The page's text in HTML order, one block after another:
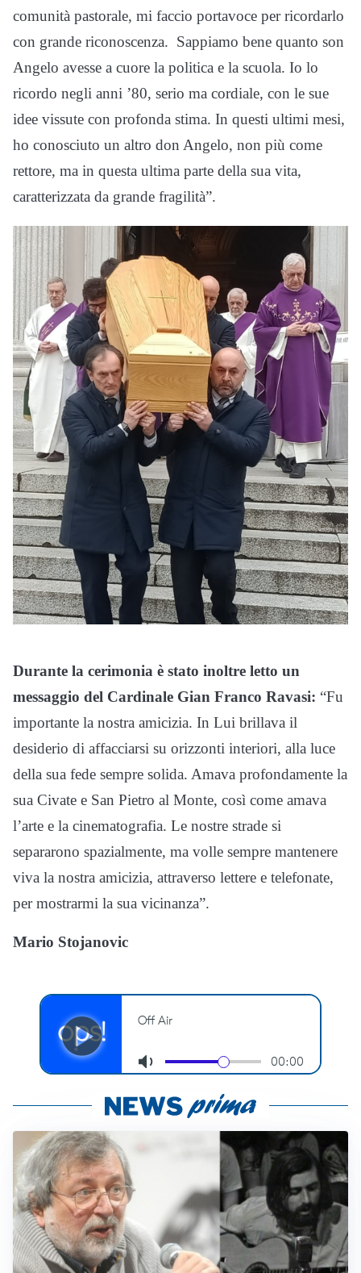
comunità pastorale, mi faccio portavoce per ricordarlo
con grande riconoscenza. Sappiamo bene quanto son
Angelo avesse a cuore la politica e la scuola. Io lo
ricordo negli anni ’80, serio ma cordiale, con le sue
idee vissute con profonda stima. In questi ultimi mesi,
ho conosciuto un altro don Angelo, non più come
rettore, ma in questa ultima parte della sua vita,
caratterizzata da grande fragilità”.
Durante la cerimonia è stato inoltre letto un
messaggio del Cardinale Gian Franco Ravasi: “Fu
importante la nostra amicizia. In Lui brillava il
desiderio di affacciarsi su orizzonti interiori, alla luce
della sua fede sempre solida. Amava profondamente la
sua Civate e San Pietro al Monte, così come amava
l’arte e la cinematografia. Le nostre strade si
separarono spazialmente, ma volle sempre mantenere
viva la nostra amicizia, attraverso lettere e telefonate,
per mostrarmi la sua vicinanza”.
Mario Stojanovic